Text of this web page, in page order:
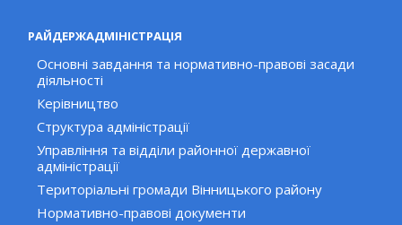
РАЙДЕРЖАДМІНІСТРАЦІЯ
Основні завдання та нормативно-правові засади
діяльності
Керівництво
Структура адміністрації
Управління та відділи районної державної
адміністрації
Територіальні громади Вінницького району
Нормативно-правові документи